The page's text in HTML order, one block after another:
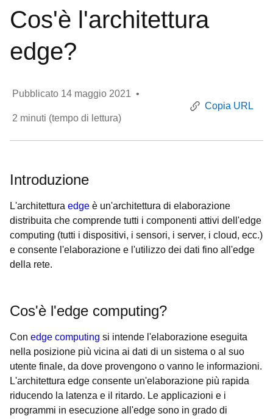
Cos'è l'architettura
edge?
Pubblicato 14 maggio 2021 •
2 minuti (tempo di lettura)
Copia URL
Introduzione
L'architettura edge è un'architettura di elaborazione
distribuita che comprende tutti i componenti attivi dell'edge
computing (tutti i dispositivi, i sensori, i server, i cloud, ecc.)
e consente l'elaborazione e l'utilizzo dei dati fino all'edge
della rete.
Cos'è l'edge computing?
Con edge computing si intende l'elaborazione eseguita
nella posizione più vicina ai dati di un sistema o al suo
utente finale, da dove provengono o vanno le informazioni.
L'architettura edge consente un'elaborazione più rapida
riducendo la latenza e il ritardo. Le applicazioni e i
programmi in esecuzione all'edge sono in grado di